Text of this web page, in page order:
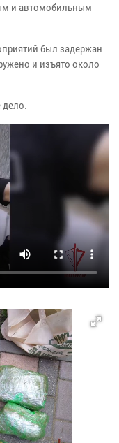
и автомобильным
был задержан
и изъято около
дело.